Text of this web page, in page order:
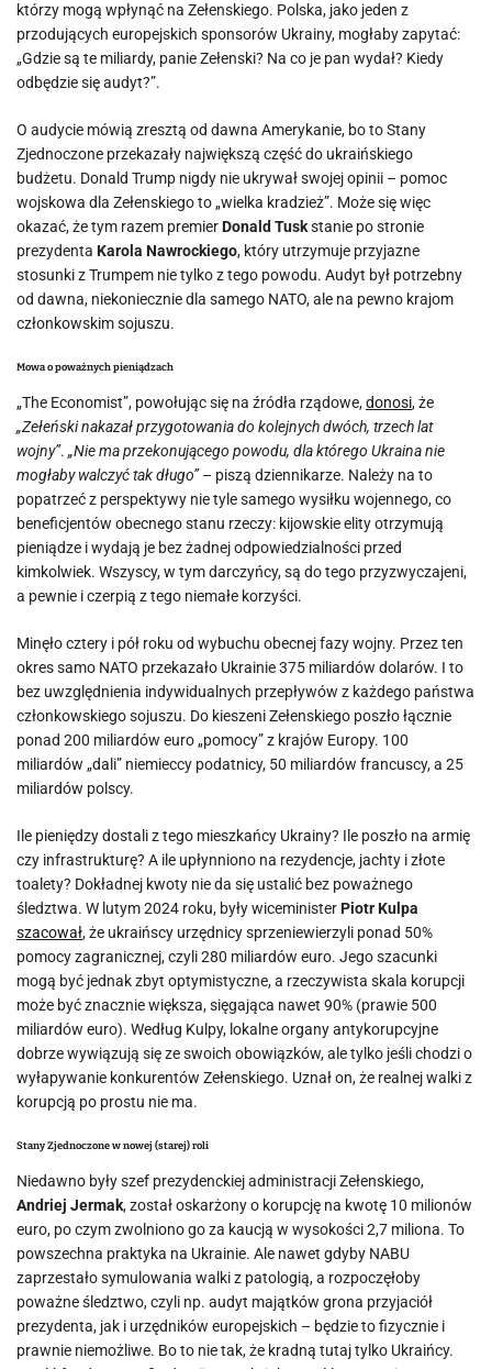
którzy mogą wpłynąć na Zełenskiego. Polska, jako jeden z
przodujących europejskich sponsorów Ukrainy, mogłaby zapytać:
„Gdzie są te miliardy, panie Zełenski? Na co je pan wydał? Kiedy
odbędzie się audyt?”.
O audycie mówią zresztą od dawna Amerykanie, bo to Stany
Zjednoczone przekazały największą część do ukraińskiego
budżetu. Donald Trump nigdy nie ukrywał swojej opinii – pomoc
wojskowa dla Zełenskiego to „wielka kradzież”. Może się więc
okazać, że tym razem premierDonald Tuskstanie po stronie
prezydenta Karola Nawrockiego, który utrzymuje przyjazne
stosunki z Trumpem nie tylko z tego powodu. Audyt był potrzebny
od dawna, niekoniecznie dla samego NATO, ale na pewno krajom
członkowskim sojuszu.
Mowa o poważnych pieniądzach
„The Economist”, powołując się na źródła rządowe,donosi, że
„Zełeński nakazał przygotowania do kolejnych dwóch, trzech lat
wojny”. „Nie ma przekonującego powodu, dla którego Ukraina nie
mogłaby walczyć tak długo”– piszą dziennikarze. Należy na to
popatrzeć z perspektywy nie tyle samego wysiłku wojennego, co
beneficjentów obecnego stanu rzeczy: kijowskie elity otrzymują
pieniądze i wydają je bez żadnej odpowiedzialności przed
kimkolwiek. Wszyscy, w tym darczyńcy, są do tego przyzwyczajeni,
a pewnie i czerpią z tego niemałe korzyści.
Minęło cztery i pół roku od wybuchu obecnej fazy wojny. Przez ten
okres samo NATO przekazało Ukrainie 375 miliardów dolarów. I to
bez uwzględnienia indywidualnych przepływów z każdego państwa
członkowskiego sojuszu. Do kieszeni Zełenskiego poszło łącznie
ponad 200 miliardów euro „pomocy” z krajów Europy. 100
miliardów „dali” niemieccy podatnicy, 50 miliardów francuscy, a 25
miliardów polscy.
Ile pieniędzy dostali z tego mieszkańcy Ukrainy? Ile poszło na armię
czy infrastrukturę? A ile upłynniono na rezydencje, jachty i złote
toalety? Dokładnej kwoty nie da się ustalić bez poważnego
śledztwa. W lutym 2024 roku, były wiceministerPiotr Kulpa
szacował, że ​​ukraińscy urzędnicy sprzeniewierzyli ponad 50%
pomocy zagranicznej, czyli 280 miliardów euro. Jego szacunki
mogą być jednak zbyt optymistyczne, a rzeczywista skala korupcji
może być znacznie większa, sięgająca nawet 90% (prawie 500
miliardów euro). Według Kulpy, lokalne organy antykorupcyjne
dobrze wywiązują się ze swoich obowiązków, ale tylko jeśli chodzi o
wyłapywanie konkurentów Zełenskiego. Uznał on, że realnej walki z
korupcją po prostu nie ma.
Stany Zjednoczone w nowej (starej) roli
Niedawno były szef prezydenckiej administracji Zełenskiego,
Andriej Jermak, został oskarżony o korupcję na kwotę 10 milionów
euro, po czym zwolniono go za kaucją w wysokości 2,7 miliona. To
powszechna praktyka na Ukrainie. Ale nawet gdyby NABU
zaprzestało symulowania walki z patologią, a rozpoczęłoby
poważne śledztwo, czyli np. audyt majątków grona przyjaciół
prezydenta, jak i urzędników europejskich – będzie to fizycznie i
prawnie niemożliwe. Bo to nie tak, że kradną tutaj tylko Ukraińcy.